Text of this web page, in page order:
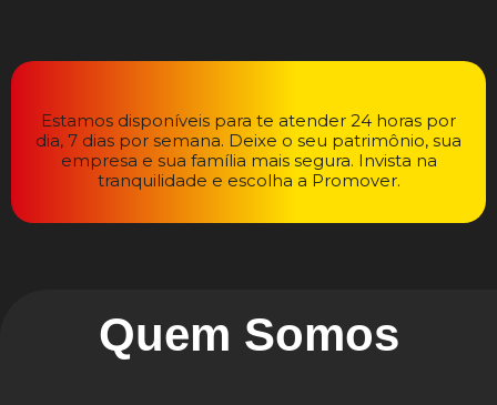
Estamos disponíveis para te atender 24 horas por
dia, 7 dias por semana. Deixe o seu patrimônio, sua
empresa e sua família mais segura. Invista na
tranquilidade e escolha a Promover.
Quem Somos